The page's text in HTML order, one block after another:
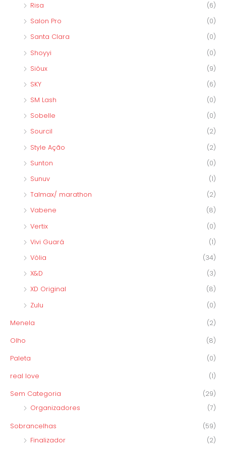
Risa
(6)
Salon Pro
(0)
Santa Clara
(0)
Shoyyi
(0)
Siôux
(9)
SKY
(6)
SM Lash
(0)
Sobelle
(0)
Sourcil
(2)
Style Ação
(2)
Sunton
(0)
Sunuv
(1)
Talmax/ marathon
(2)
Vabene
(8)
Vertix
(0)
Vivi Guará
(1)
Vòlia
(34)
X&D
(3)
XD Original
(8)
Zulu
(0)
Menela (2)
Olho (8)
Paleta (0)
real love (1)
Sem Categoria
(29)
Organizadores
(7)
Sobrancelhas
(59)
Finalizador
(2)